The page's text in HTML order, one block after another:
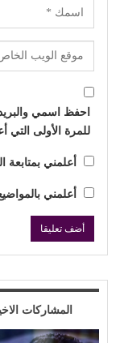
احفظ اسمي
للمرة الأولى التي
أعلمني بمتابعة
أعلمني
المشاركات